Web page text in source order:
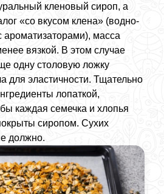
кленовый сироп, а
«со вкусом клена» (водно-
ароматизаторами), масса
вязкой. В этом случае
одну столовую ложку
для эластичности. Тщательно
лопаткой,
каждая семечка и хлопья
сиропом. Сухих
должно.